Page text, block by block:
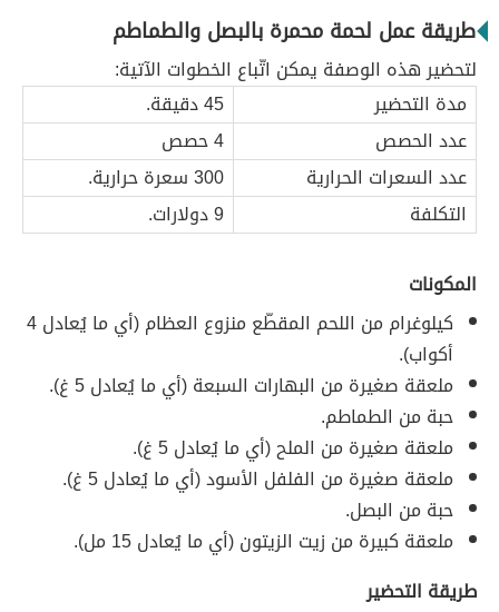
طريقة عمل لحمة محمرة بالبصل والطماطم
لتحضير هذه الوصفة يمكن اتّباع الخطوات الآتية:
مدة التحضير
45 دقيقة.
عدد الحصص
4 حصص
عدد السعرات الحرارية
300 سعرة حرارية.
التكلفة
9 دولارات.
المكونات
كيلوغرام من اللحم المقطّع منزوع العظام (أي ما يُعادل 4
أكواب).
ملعقة صغيرة من البهارات السبعة (أي ما يُعادل 5 غ).
حبة من الطماطم.
ملعقة صغيرة من الملح (أي ما يُعادل 5 غ).
ملعقة صغيرة من الفلفل الأسود (أي ما يُعادل 5 غ).
حبة من البصل.
ملعقة كبيرة من زيت الزيتون (أي ما يُعادل 15 مل).
طريقة التحضير